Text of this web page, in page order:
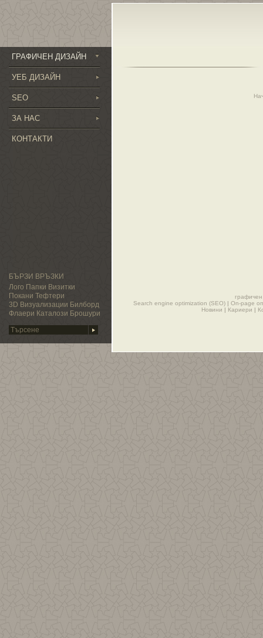
ГРАФИЧЕН ДИЗАЙН
УЕБ ДИЗАЙН
SEO
ЗА НАС
КОНТАКТИ
БЪРЗИ ВРЪЗКИ
Лого Папки Визитки
Покани Тефтери
3D Визуализации Билборд
Флаери Каталози Брошури
Search engine optimization (SEO) | On-page
Новини | Кариери |